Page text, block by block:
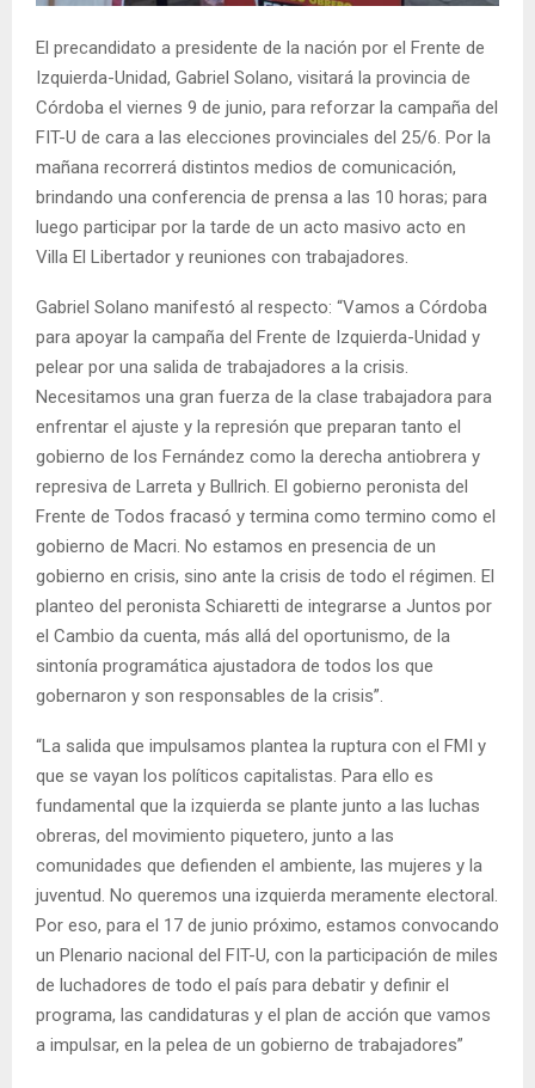
El precandidato a presidente de la nación por el Frente de
Izquierda-Unidad, Gabriel Solano, visitará la provincia de
Córdoba el viernes 9 de junio, para reforzar la campaña del
FIT-U de cara a las elecciones provinciales del 25/6. Por la
mañana recorrerá distintos medios de comunicación,
brindando una conferencia de prensa a las 10 horas; para
luego participar por la tarde de un acto masivo acto en
Villa El Libertador y reuniones con trabajadores.
Gabriel Solano manifestó al respecto: “Vamos a Córdoba
para apoyar la campaña del Frente de Izquierda-Unidad y
pelear por una salida de trabajadores a la crisis.
Necesitamos una gran fuerza de la clase trabajadora para
enfrentar el ajuste y la represión que preparan tanto el
gobierno de los Fernández como la derecha antiobrera y
represiva de Larreta y Bullrich. El gobierno peronista del
Frente de Todos fracasó y termina como termino como el
gobierno de Macri. No estamos en presencia de un
gobierno en crisis, sino ante la crisis de todo el régimen. El
planteo del peronista Schiaretti de integrarse a Juntos por
el Cambio da cuenta, más allá del oportunismo, de la
sintonía programática ajustadora de todos los que
gobernaron y son responsables de la crisis”.
“La salida que impulsamos plantea la ruptura con el FMI y
que se vayan los políticos capitalistas. Para ello es
fundamental que la izquierda se plante junto a las luchas
obreras, del movimiento piquetero, junto a las
comunidades que defienden el ambiente, las mujeres y la
juventud. No queremos una izquierda meramente electoral.
Por eso, para el 17 de junio próximo, estamos convocando
un Plenario nacional del FIT-U, con la participación de miles
de luchadores de todo el país para debatir y definir el
programa, las candidaturas y el plan de acción que vamos
a impulsar, en la pelea de un gobierno de trabajadores”